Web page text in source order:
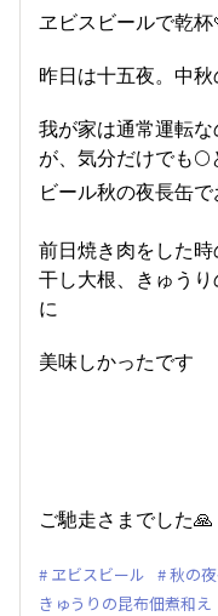
ヱビスビールで乾杯
昨日は十五夜。中
我が家は通常運転
が、気分だけでも
ビール秋の夜長缶
前日焼き肉をした
干し大根、きゅう
に
美味しかったです
ご馳走さまでした🙏
ヱビスビール 秋の
きゅうりの昆布佃煮和え